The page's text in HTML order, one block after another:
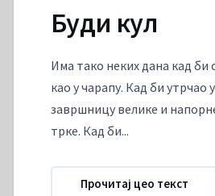
Буди кул
Има тако неких дана кад би
као у чарапу. Кад би утрчао
завршницу велике и
трке. Кад би...
Прочитај цео текст